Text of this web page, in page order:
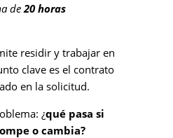
de 20 horas
residir y trabajar en
clave es el contrato
en la solicitud.
¿qué pasa si
o cambia?